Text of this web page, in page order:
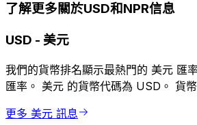
了解更多關於USD和NPR信息
USD - 美元
我們的貨幣排名顯示最熱門的 美元 匯
匯率。 美元 的貨幣代碼為 USD。 貨
更多 美元 訊息